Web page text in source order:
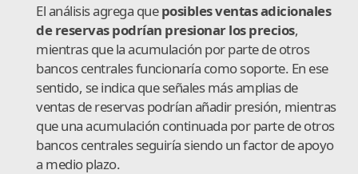
El análisis agrega queposibles ventas adicionales
de reservas podrían presionar los precios,
mientras que la acumulación por parte de otros
bancos centrales funcionaría como soporte. En ese
sentido, se indica que señales más amplias de
ventas de reservas podrían añadir presión, mientras
que una acumulación continuada por parte de otros
bancos centrales seguiría siendo un factor de apoyo
a medio plazo.